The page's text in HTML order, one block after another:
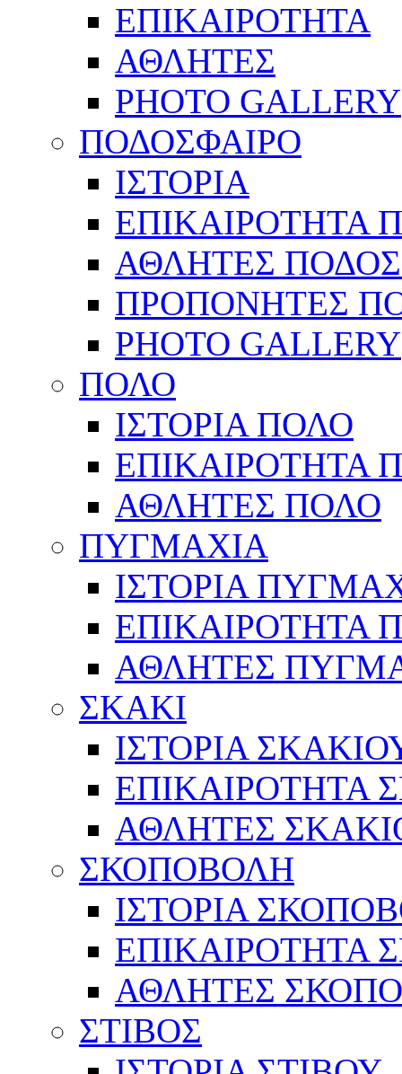
ΕΠΙΚΑΙΡΟΤΗΤΑ
ΑΘΛΗΤΕΣ
PHOTO GALLERY
ΠΟΔΟΣΦΑΙΡΟ
ΙΣΤΟΡΙΑ
ΕΠΙΚΑΙΡΟΤΗΤΑ
ΑΘΛΗΤΕΣ
ΠΡΟΠΟΝΗΤΕΣ
PHOTO GALLERY
ΠΟΛΟ
ΙΣΤΟΡΙΑ ΠΟΛΟ
ΕΠΙΚΑΙΡΟΤΗΤΑ
ΑΘΛΗΤΕΣ ΠΟΛΟ
ΠΥΓΜΑΧΙΑ
ΙΣΤΟΡΙΑ
ΕΠΙΚΑΙΡΟΤΗΤΑ
ΑΘΛΗΤΕΣ
ΣΚΑΚΙ
ΙΣΤΟΡΙΑ
ΕΠΙΚΑΙΡΟΤΗΤΑ
ΑΘΛΗΤΕΣ
ΣΚΟΠΟΒΟΛΗ
ΙΣΤΟΡΙΑ
ΕΠΙΚΑΙΡΟΤΗΤΑ
ΑΘΛΗΤΕΣ
ΣΤΙΒΟΣ